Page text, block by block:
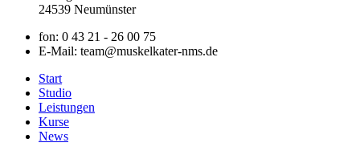
24539 Neumünster
fon: 0 43 21 - 26 00 75
E-Mail: team@muskelkater-nms.de
Start
Studio
Leistungen
Kurse
News